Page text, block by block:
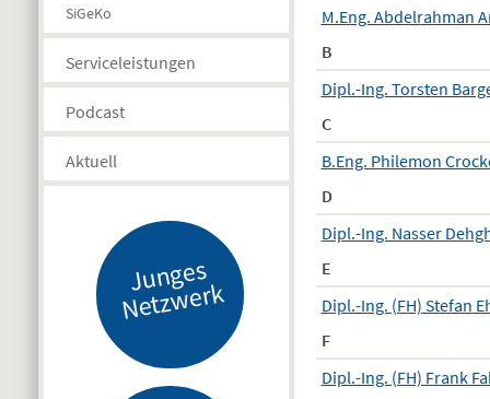
SiGeKo
Serviceleistungen
Podcast
Aktuell
J
u
n
g
es
N
etz
w
er
k
M.Eng. Abdelrahman
B
Dipl.-Ing. Torsten
C
B.Eng. Philemon
D
Dipl.-Ing. Nasser
E
Dipl.-Ing. (FH) Stefan
F
Dipl.-Ing. (FH) Frank